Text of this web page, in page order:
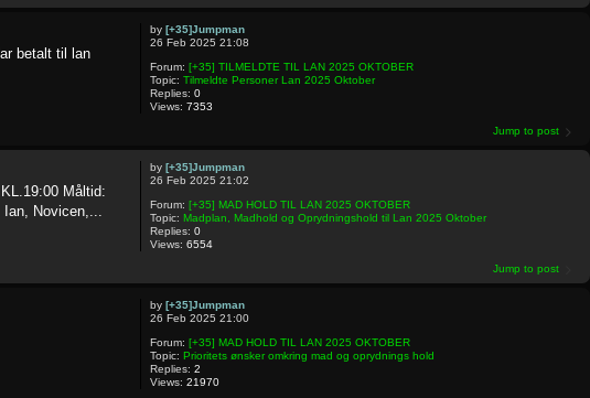
by [+35]Jumpman
26 Feb 2025 21:08
Forum: [+35] TILMELDTE TIL LAN 2025 OKTOBER
Topic: Tilmeldte Personer Lan 2025 Oktober
Replies: 0
Views: 7353
betalt til lan
Jump to post
by [+35]Jumpman
26 Feb 2025 21:02
Forum: [+35] MAD HOLD TIL LAN 2025 OKTOBER
Topic: Madplan, Madhold og Oprydningshold til Lan 2025 Oktober
Replies: 0
Views: 6554
Måltid:
Ian, Novicen,...
Jump to post
by [+35]Jumpman
26 Feb 2025 21:00
Forum: [+35] MAD HOLD TIL LAN 2025 OKTOBER
Topic: Prioritets ønsker omkring mad og oprydnings hold
Replies: 2
Views: 21970